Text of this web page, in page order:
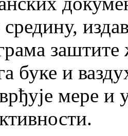
буке и
мере и